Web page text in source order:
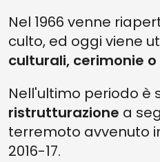
Nel 1966 venne
culto, ed oggi viene
culturali, cerimonie
Nell'ultimo periodo è
ristrutturazione a
terremoto avvenuto
2016-17.